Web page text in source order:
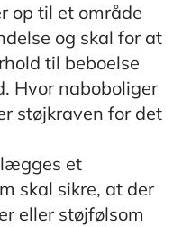
op til et område
og skal for at
til beboelse
Hvor naboboliger
støjkraven for det
et
skal sikre, at der
eller støjfølsom